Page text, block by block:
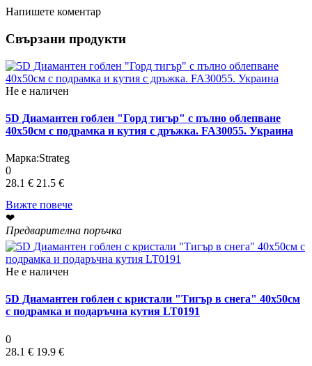
Напишете коментар
Свързани продукти
Не е наличен
5D Диамантен гоблен "Горд тигър" с пълно облепване
40х50см с подрамка и кутия с дръжка. FA30055. Украина
Марка:Strateg
0
28.1 € 21.5 €
Вижте повече
❤
Предварителна поръчка
Не е наличен
5D Диамантен гоблен с кристали "Тигър в снега" 40х50см
с подрамка и подаръчна кутия LT0191
0
28.1 € 19.9 €